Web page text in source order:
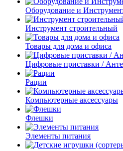
Оборудование и
Инструмент строительный
Товары для дома и офиса
Цифровые приставки /
Рации
Компьютерные аксессуары
Флешки
Элементы питания